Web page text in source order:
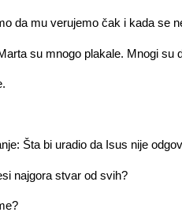
da mu verujemo čak i kada se
su mnogo plakale. Mnogi su
Šta bi uradio da Isus nije
najgora stvar od svih?